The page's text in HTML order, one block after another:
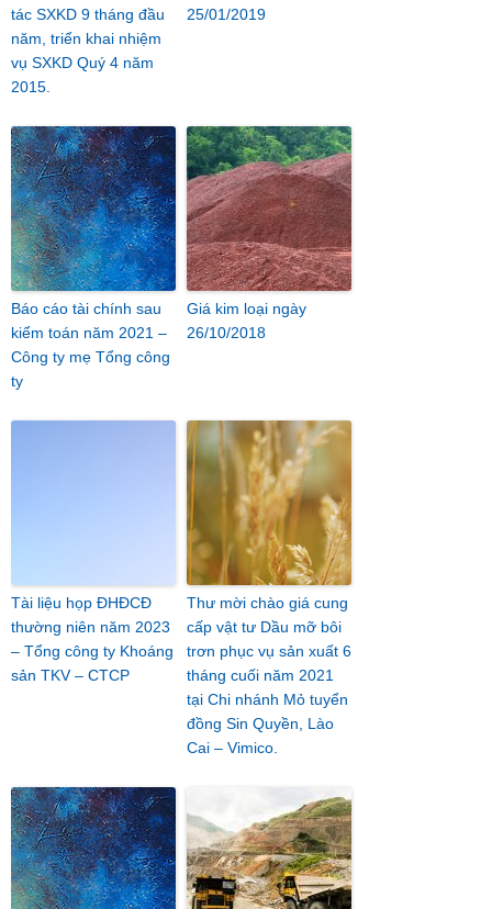
tác SXKD 9 tháng đầu
năm, triển khai nhiệm
vụ SXKD Quý 4 năm
2015.
25/01/2019
Báo cáo tài chính sau
kiểm toán năm 2021 –
Công ty mẹ Tổng công
ty
Giá kim loại ngày
26/10/2018
Tài liệu họp ĐHĐCĐ
thường niên năm 2023
– Tổng công ty Khoáng
sản TKV – CTCP
Thư mời chào giá cung
cấp vật tư Dầu mỡ bôi
trơn phục vụ sản xuất 6
tháng cuối năm 2021
tại Chi nhánh Mỏ tuyển
đồng Sin Quyền, Lào
Cai – Vimico.